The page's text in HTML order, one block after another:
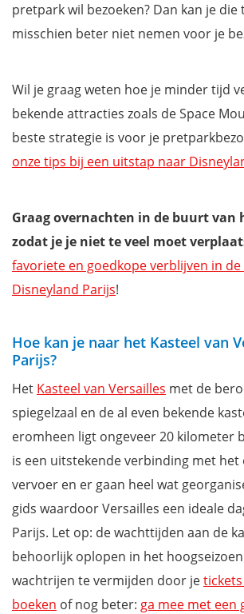
pretpark wil bezoeken? Dan kan je die
misschien beter niet nemen voor je
Wil je graag weten hoe je minder tijd
bekende attracties zoals de Space
beste strategie is voor je
onze tips bij een uitstap naar
Graag overnachten in de buurt van
zodat je je niet te veel moet
favoriete en goedkope verblijven in
Disneyland Parijs!
Hoe kan je naar het Kasteel van
Parijs?
Het Kasteel van Versailles met de
spiegelzaal en de al even bekende
eromheen ligt ongeveer 20 kilometer
is een uitstekende verbinding met het
vervoer en er gaan heel wat
gids waardoor Versailles een ideale
Parijs. Let op: de wachttijden aan de
behoorlijk oplopen in het
wachtrijen te vermijden door je
boeken of nog beter: ga mee met een